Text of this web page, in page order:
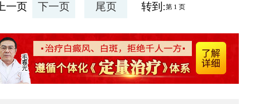
一页 下一页 尾页 转到: